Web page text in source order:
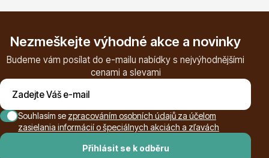
Dekorace
Nezmeškejte výhodné akce a novinky
Budeme vám posílat do e-mailu nabídky s nejvýhodnějšími
cenami a slevami
Přihlásit se k odběru
Souhlasím se zpracováním osobních údajů za účelom
zasielania informácií o špeciálnych akciách a zľavách